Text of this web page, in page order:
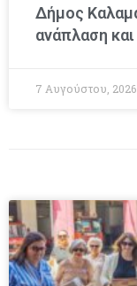
Δήμος
ανάπλαση
7 Αυγούστου, 2026